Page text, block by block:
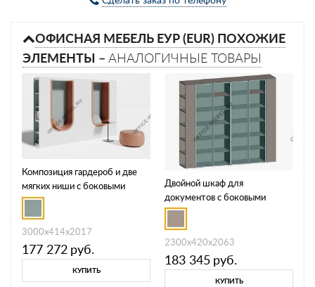
ОФИСНАЯ МЕБЕЛЬ ЕУР (EUR) ПОХОЖИЕ
ЭЛЕМЕНТЫ – АНАЛОГИЧНЫЕ ТОВАРЫ
Композиция гардероб и две
мягких ниши с боковыми
стеллажами ART907.U604
3000х414х2017
177 272 руб.
КУПИТЬ
Двойной шкаф для
документов с боковыми
стеллажами JNO938.U727
2300x420x2063
183 345 руб.
КУПИТЬ